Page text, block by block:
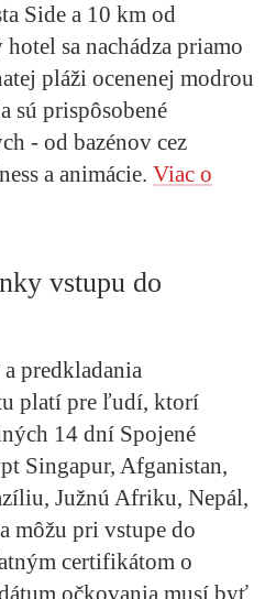
Side a 10 km od
sa nachádza priamo
pláži ocenenej modrou
sú prispôsobené
- od bazénov cez
a animácie. Viac o
vstupu do
predkladania
platí pre ľudí, ktorí
14 dní Spojené
Singapur, Afganistan,
Južnú Afriku, Nepál,
môžu pri vstupe do
certifikátom o